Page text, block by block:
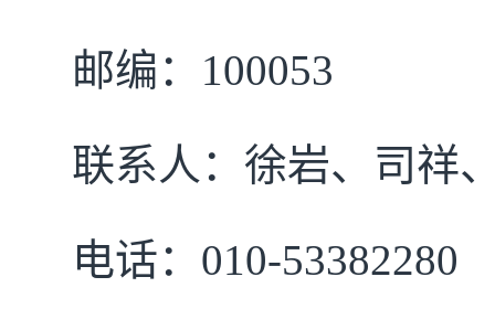
邮编：100053
联系人：徐岩、司祥
电话：010-53382280